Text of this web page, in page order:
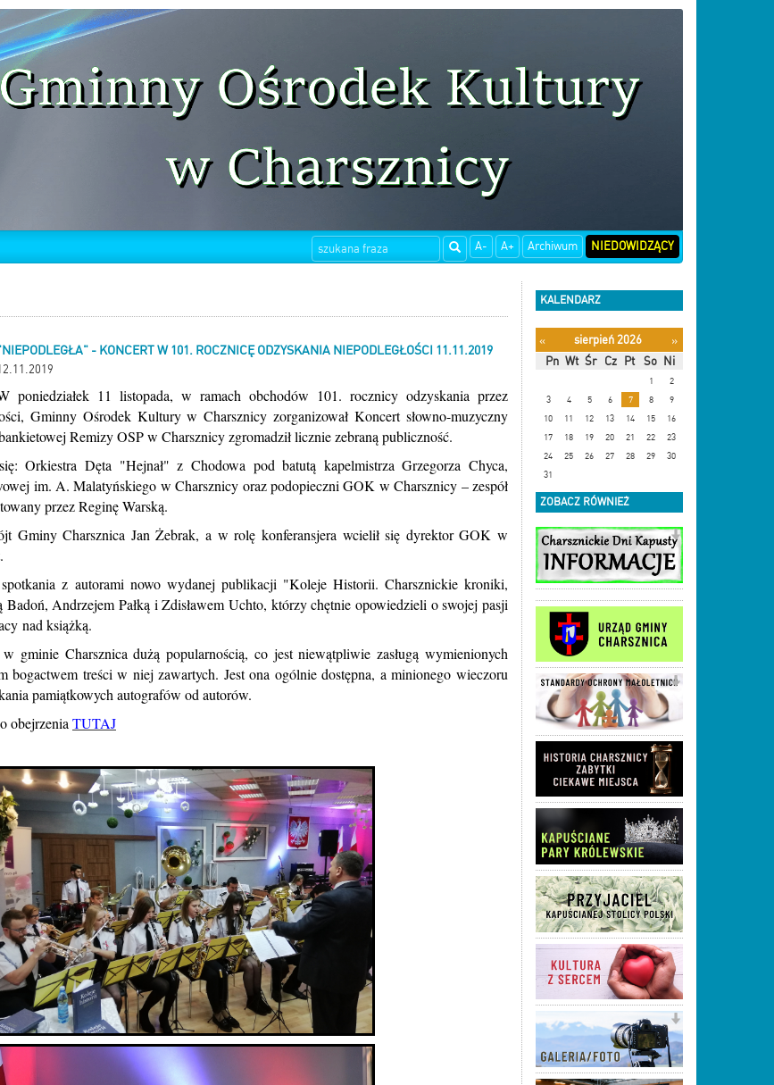
A- A+ Archiwum NIEDOWIDZĄCY
- KONCERT W 101. ROCZNICĘ ODZYSKANIA NIEPODLEGŁOŚCI 11.11.2019
poniedziałek 11 listopada, w ramach obchodów 101. rocznicy odzyskania przez
Gminny Ośrodek Kultury w Charsznicy zorganizował Koncert słowno-muzyczny
Remizy OSP w Charsznicy zgromadził licznie zebraną publiczność.
Orkiestra Dęta "Hejnał" z Chodowa pod batutą kapelmistrza Grzegorza Chyca,
im. A. Malatyńskiego w Charsznicy oraz podopieczni GOK w Charsznicy – zespół
przez Reginę Warską.
Gminy Charsznica Jan Żebrak, a w rolę konferansjera wcielił się dyrektor GOK w
z autorami nowo wydanej publikacji "Koleje Historii. Charsznickie kroniki,
Andrzejem Pałką i Zdisławem Uchto, którzy chętnie opowiedzieli o swojej pasji
nad książką.
gminie Charsznica dużą popularnością, co jest niewątpliwie zasługą wymienionych
bogactwem treści w niej zawartych. Jest ona ogólnie dostępna, a minionego wieczoru
pamiątkowych autografów od autorów.
obejrzenia TUTAJ
KALENDARZ
« sierpień 2026
»
Pn Wt Śr Cz Pt So Ni
1
2
3
4 5 6 7 8
9
10
11 12 13 14 15
16
17
18 19 20 21 22
23
24
25 26 27 28 29
30
31
ZOBACZ RÓWNIEŻ